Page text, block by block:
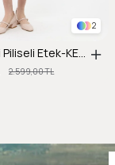
2
Beli Lastikli Piliseli Etek-KEMIK
2.599,00 TL